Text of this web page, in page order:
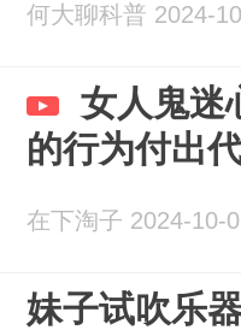
何大聊科普 2024-
女人鬼迷
的行为付出
在下淘子 2024-10-
妹子试吹乐